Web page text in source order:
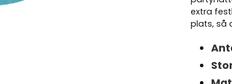
extra
plats, så